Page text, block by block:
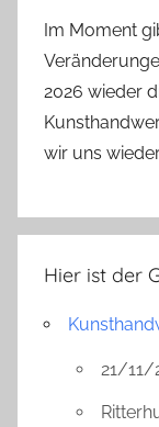
Im Moment
2026 wieder
wir uns
Hier ist der
21/11/